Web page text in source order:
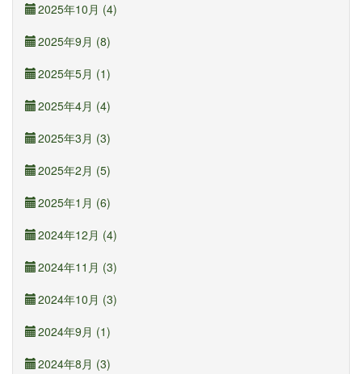
2025年10月 (4)
2025年9月 (8)
2025年5月 (1)
2025年4月 (4)
2025年3月 (3)
2025年2月 (5)
2025年1月 (6)
2024年12月 (4)
2024年11月 (3)
2024年10月 (3)
2024年9月 (1)
2024年8月 (3)